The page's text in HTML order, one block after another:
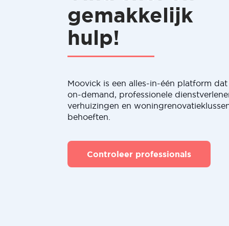
gemakkelijk
hulp!
Moovick is een alles-in-één platform
on-demand, professionele
verhuizingen en
behoeften.
Controleer professionals